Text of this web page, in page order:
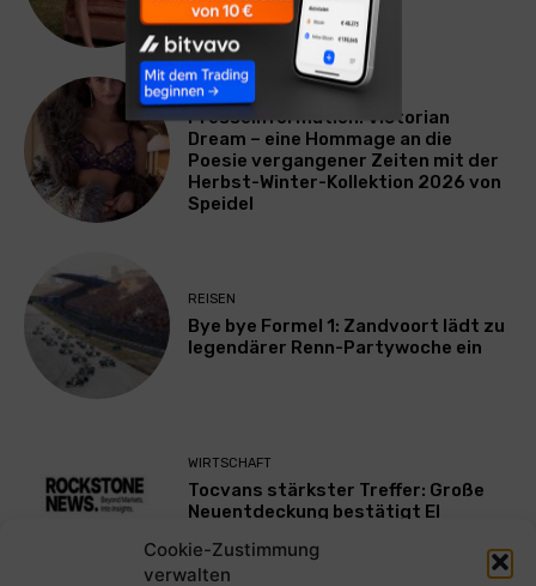
Cookie-Zustimmung
verwalten
LIFESTYLE
Presseinformation: Victorian
Dream – eine Hommage an die
Poesie vergangener Zeiten mit der
Herbst-Winter-Kollektion 2026 von
Speidel
REISEN
Bye bye Formel 1: Zandvoort lädt zu
legendärer Renn-Partywoche ein
WIRTSCHAFT
Tocvans stärkster Treffer: Große
Neuentdeckung bestätigt El